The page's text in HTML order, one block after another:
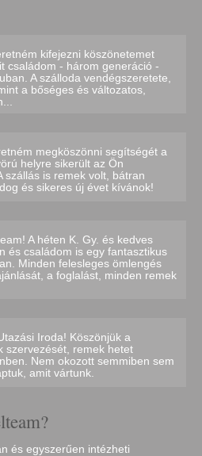
kifejezni köszönetemet
családom - három generáció -
A szálloda vendégszeretete,
a bőséges és változatos,
megköszönni segítségét a
helyre sikerült az Ön
szállás is remek volt, bátran
és sikeres új évet kívánok!
A héten K. Gy. és kedves
és családom is egy fantasztikus
Minden felesleges ömlengés
a foglalást, minden remek
Iroda! Köszönjük a
szervezését, remek hetet
Nem okozott semmiben sem
amit vártunk.
és egyszerűen intézheti